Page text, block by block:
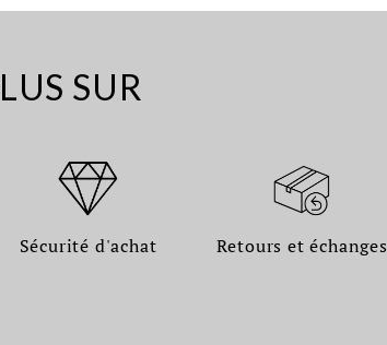
SUR
Sécurité d'achat Retours et échanges